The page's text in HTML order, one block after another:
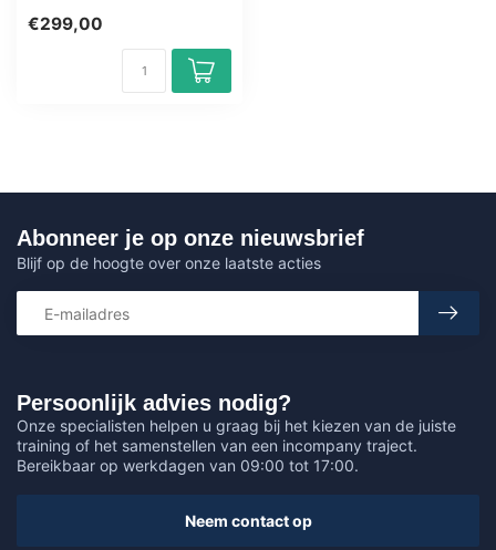
docente...
€299,00
Persoonlijk advies nodig?
Onze specialisten helpen u graag bij het kiezen van de juiste
training of het samenstellen van een incompany traject.
Bereikbaar op werkdagen van 09:00 tot 17:00.
Neem contact op
Abonneer je op onze nieuwsbrief
Blijf op de hoogte over onze laatste acties